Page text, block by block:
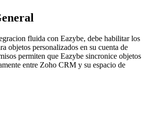
fluida con Eazybe, debe habilitar los
objetos personalizados en su cuenta de
permiten que Eazybe sincronice objetos
entre Zoho CRM y su espacio de